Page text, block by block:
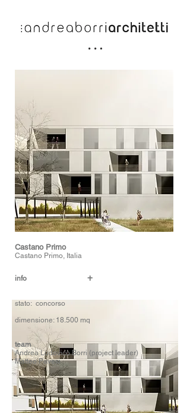
Castano Primo
Castano Primo, Italia
info +
stato: concorso
dimensione: 18.500 mq
team
Andrea Ludovico Borri (project leader)
Matteo Pavesi